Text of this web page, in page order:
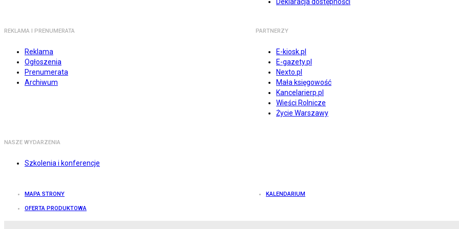
REKLAMA I PRENUMERATA
Reklama
Ogłoszenia
Prenumerata
Archiwum
PARTNERZY
E-kiosk.pl
E-gazety.pl
Nexto.pl
Mała księgowość
Kancelarierp.pl
Wieści Rolnicze
Życie Warszawy
NASZE WYDARZENIA
Szkolenia i konferencje
MAPA STRONY KALENDARIUM
OFERTA PRODUKTOWA